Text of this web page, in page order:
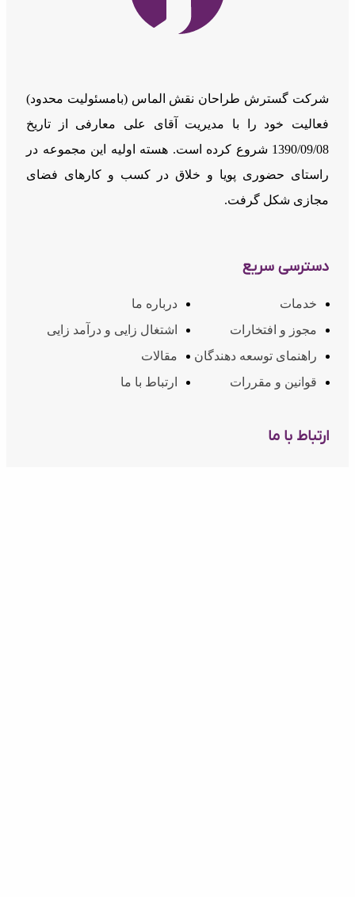
شرکت گسترش طراحان نقش الماس (بامسئوليت محدود)
فعالیت خود را با مدیریت آقای علی معارفی از تاریخ
1390/09/08 شروع کرده است. هسته اولیه این مجموعه در
راستای حضوری پویا و خلاق در کسب و کارهای فضای
مجازی شکل گرفت.
دسترسی سریع
خدمات
درباره ما
مجوز و افتخارات
اشتغال زایی و درآمد زایی
راهنمای توسعه دهندگان
مقالات
قوانین و مقررات
ارتباط با ما
ارتباط با ما